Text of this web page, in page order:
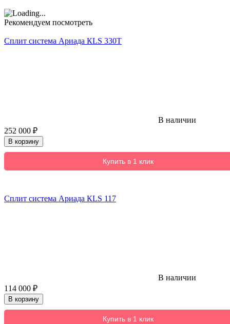
Рекомендуем посмотреть
Сплит система Ариада КLS 330T
В наличии
252 000 ₽
В корзину
Купить в 1 клик
Сплит система Ариада КLS 117
В наличии
114 000 ₽
В корзину
Купить в 1 клик